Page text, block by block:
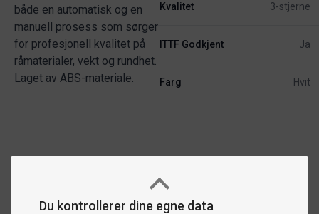
Du kontrollerer dine egne data
både en automatisk og en
manuell prosess som sørger
for profesjonell kvalitet på
råmaterialer, vekt og rundhet.
Laget av ABS-materiale.
Kvalitet 3-stjerne
ITTF Godkjent Ja
Farg Hvit